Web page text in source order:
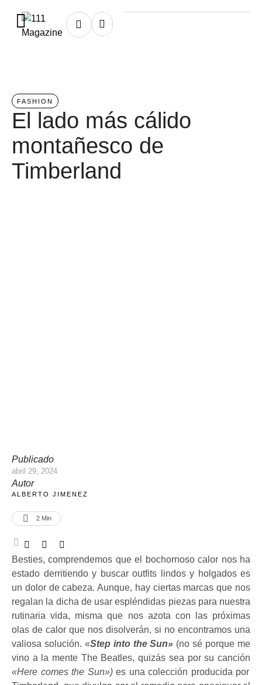
Home / fashion
FASHION
El lado más cálido
montañesco de
Timberland
Publicado
abril 29, 2024
Autor
ALBERTO JIMENEZ
2 Min
Besties, comprendemos que el bochornoso calor nos ha
estado derritiendo y buscar outfits lindos y holgados es
un dolor de cabeza. Aunque, hay ciertas marcas que nos
regalan la dicha de usar espléndidas piezas para nuestra
rutinaria vida, misma que nos azota con las próximas
olas de calor que nos disolverán, si no encontramos una
valiosa solución. «Step into the Sun» (no sé porque me
vino a la mente The Beatles, quizás sea por su canción
«Here comes the Sun»)es una colección producida por